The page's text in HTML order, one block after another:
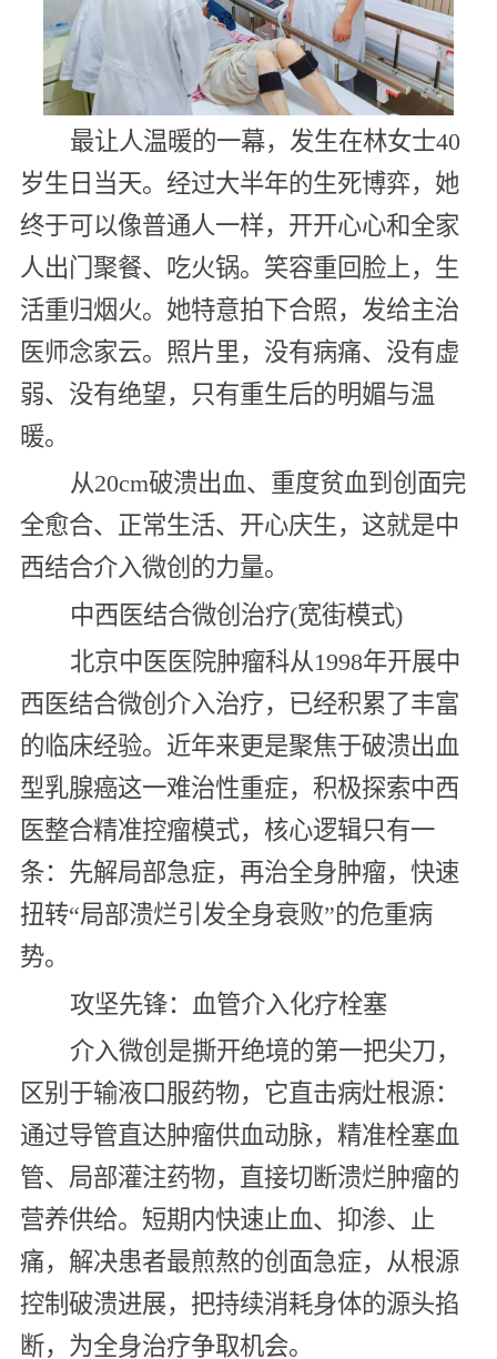
最让人温暖的一幕，发生在林女士40
岁生日当天。经过大半年的生死博弈，她
终于可以像普通人一样，开开心心和全家
人出门聚餐、吃火锅。笑容重回脸上，生
活重归烟火。她特意拍下合照，发给主治
医师念家云。照片里，没有病痛、没有虚
弱、没有绝望，只有重生后的明媚与温
暖。
从20cm破溃出血、重度贫血到创面完
全愈合、正常生活、开心庆生，这就是中
西结合介入微创的力量。
中西医结合微创治疗(宽街模式)
北京中医医院肿瘤科从1998年开展中
西医结合微创介入治疗，已经积累了丰富
的临床经验。近年来更是聚焦于破溃出血
型乳腺癌这一难治性重症，积极探索中西
医整合精准控瘤模式，核心逻辑只有一
条：先解局部急症，再治全身肿瘤，快速
扭转“局部溃烂引发全身衰败”的危重病
势。
攻坚先锋：血管介入化疗栓塞
介入微创是撕开绝境的第一把尖刀，
区别于输液口服药物，它直击病灶根源：
通过导管直达肿瘤供血动脉，精准栓塞血
管、局部灌注药物，直接切断溃烂肿瘤的
营养供给。短期内快速止血、抑渗、止
痛，解决患者最煎熬的创面急症，从根源
控制破溃进展，把持续消耗身体的源头掐
断，为全身治疗争取机会。